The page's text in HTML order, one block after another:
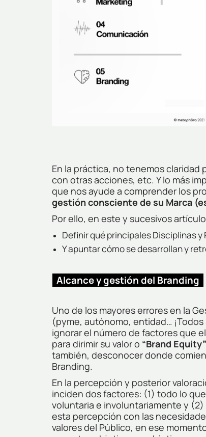
En la práctica, no tenemos
con otras acciones, etc. Y lo más
que nos ayude a comprender los
gestión consciente de su Marca
Por ello, en este y sucesivos
Definir qué principales Disciplinas
Y apuntar cómo se desarrollan y
Alcance y gestión del Branding
Uno de los mayores errores en la
(pyme, autónomo, entidad…
ignorar el número de factores que
para dirimir su valor o “Brand Equity”
también, desconocer donde
Branding.
En la percepción y posterior
inciden dos factores: (1) todo lo
voluntaria e involuntariamente y
esta percepción con las
valores del Público, en ese